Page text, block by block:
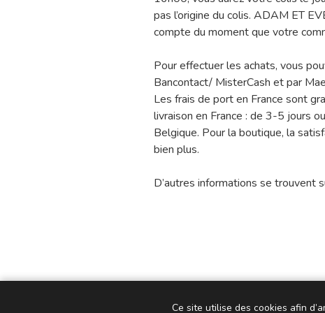
pas l’origine du colis. ADAM ET
compte du moment que votre
Pour effectuer les achats, vous
Bancontact/ MisterCash et par
Les frais de port en France sont
livraison en France : de 3-5 jours
Belgique. Pour la boutique, la
bien plus.
D’autres informations se trouvent
Ce site utilise des cookies afin